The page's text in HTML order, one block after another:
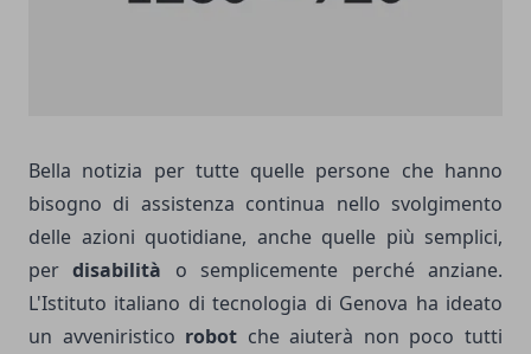
Bella notizia per tutte quelle persone che hanno
bisogno di assistenza continua nello svolgimento
delle azioni quotidiane, anche quelle più semplici,
perdisabilità o semplicemente perché anziane.
L'Istituto italiano di tecnologia di Genova ha ideato
un avveniristico robot che aiuterà non poco tutti